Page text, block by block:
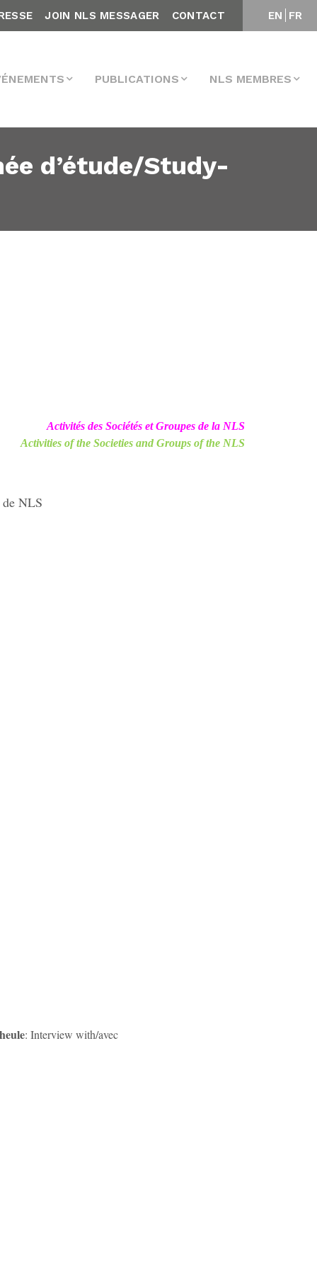
EN FR
JOIN NLS MESSAGER CONTACT
PUBLICATIONS NLS MEMBRES
d’étude/Study-
Activités des Sociétés et Groupes de la NLS
Activities of the Societies and Groups of the NLS
NLS
: Interview with/avec